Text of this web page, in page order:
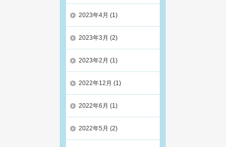
2023年4月 (1)
2023年3月 (2)
2023年2月 (1)
2022年12月 (1)
2022年6月 (1)
2022年5月 (2)